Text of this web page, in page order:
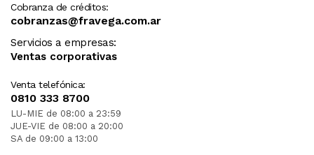
Cobranza de créditos:
cobranzas@fravega.com.ar
Servicios a empresas:
Ventas corporativas
Venta telefónica:
0810 333 8700
LU-MIE de 08:00 a 23:59
JUE-VIE de 08:00 a 20:00
SA de 09:00 a 13:00